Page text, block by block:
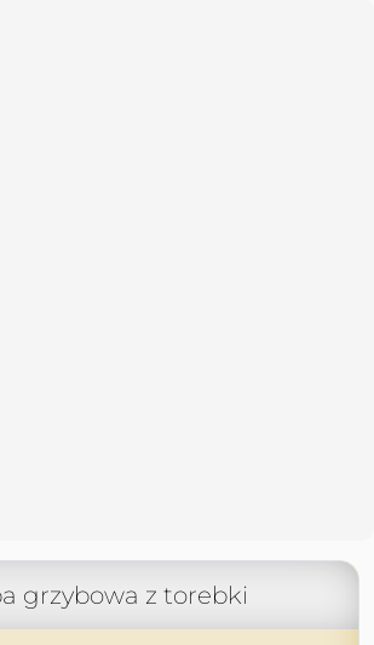
grzybowa z torebki